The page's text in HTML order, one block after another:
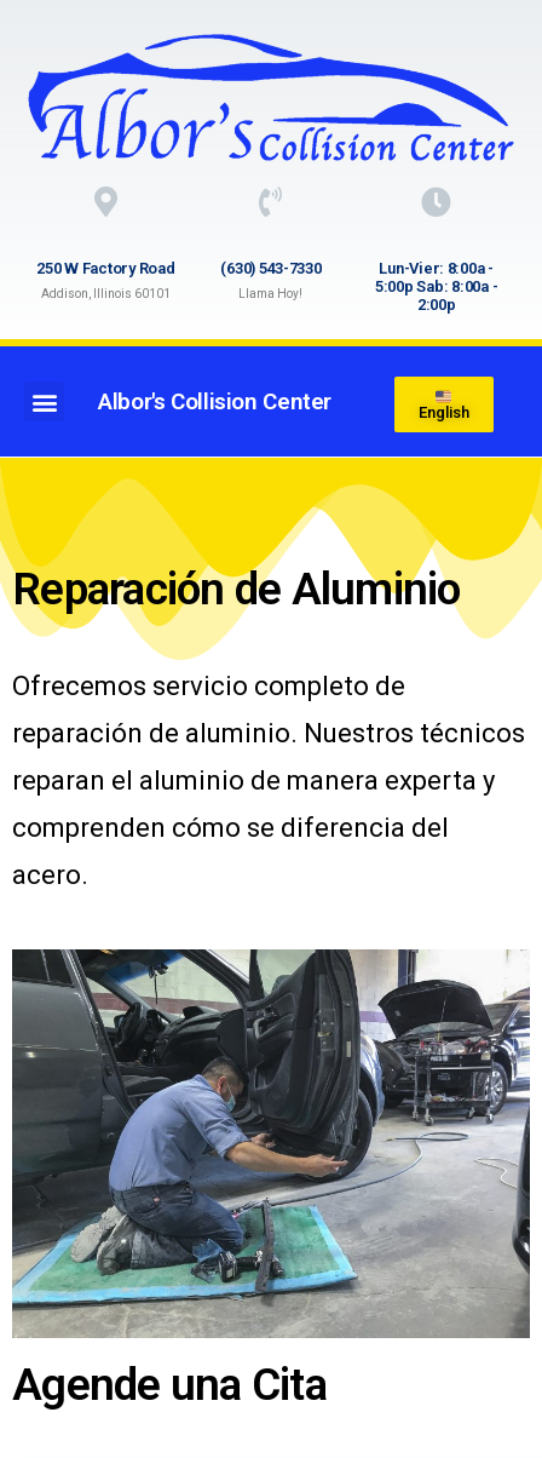
250 W Factory Road
Addison, Illinois 60101
(630) 543-7330
Llama Hoy!
Lun-Vier: 8:00a -
5:00p Sab: 8:00a -
2:00p
Albor's Collision Center English
Reparación de Aluminio
Ofrecemos servicio completo de
reparación de aluminio. Nuestros técnicos
reparan el aluminio de manera experta y
comprenden cómo se diferencia del
acero.
Agende una Cita